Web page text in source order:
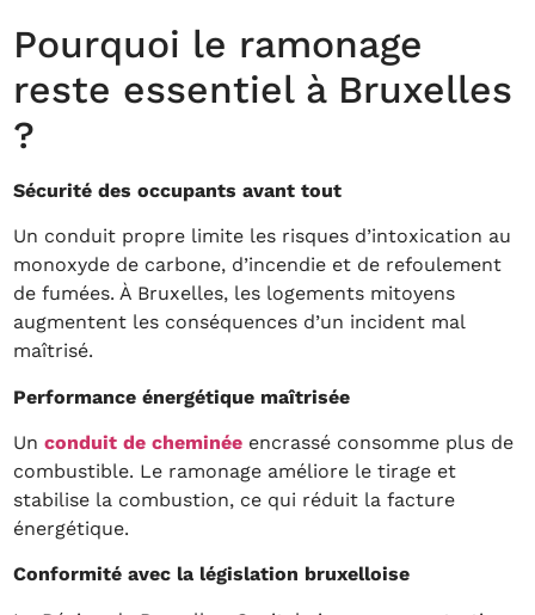
Pourquoi le ramonage
reste essentiel à Bruxelles
?
Sécurité des occupants avant tout
Un conduit propre limite les risques d’intoxication au
monoxyde de carbone, d’incendie et de refoulement
de fumées. À Bruxelles, les logements mitoyens
augmentent les conséquences d’un incident mal
maîtrisé.
Performance énergétique maîtrisée
Unconduit de cheminée encrassé consomme plus de
combustible. Le ramonage améliore le tirage et
stabilise la combustion, ce qui réduit la facture
énergétique.
Conformité avec la législation bruxelloise